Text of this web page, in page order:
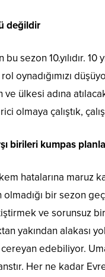
değildir
bu sezon 10.yılıdır.
oynadığımızı
ülkesi adına
olmaya çalıştık,
birileri kumpas
hatalarına maruz
bir sezon
ve sorunsuz
yakından alakası
cereyan edebiliyor.
Her ne kadar